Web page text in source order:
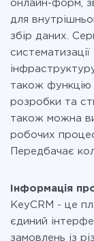
онлайн-форм,
для
збір даних.
також функцію
розробки та
також можна
робочих
Передбачає
Інформація
KeyCRM - це
єдиний
замовлень із